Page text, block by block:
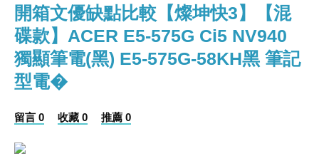
開箱文優缺點比較【燦坤快3】【混
碟款】ACER E5-575G Ci5 NV940
獨顯筆電(黑) E5-575G-58KH黑 筆記
型電�
留言 0 收藏 0 推薦 0